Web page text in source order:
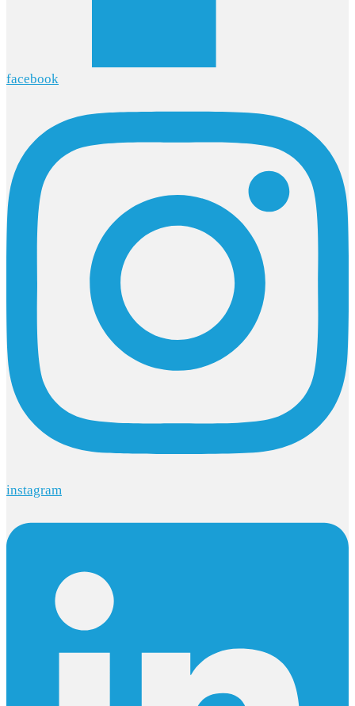
facebook
instagram